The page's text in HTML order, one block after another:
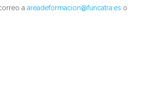
aareadeformacion@funcatra.es o